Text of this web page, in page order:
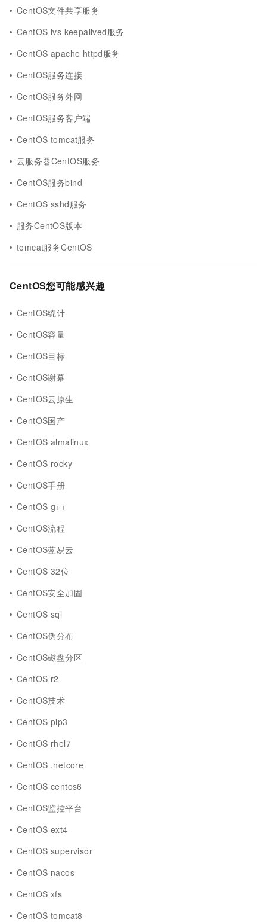
CentOS文件共享服务
CentOS lvs keepalived服务
CentOS apache httpd服务
CentOS服务连接
CentOS服务外网
CentOS服务客户端
CentOS tomcat服务
云服务器CentOS服务
CentOS服务bind
CentOS sshd服务
服务CentOS版本
tomcat服务CentOS
CentOS您可能感兴趣
CentOS统计
CentOS容量
CentOS目标
CentOS谢幕
CentOS云原生
CentOS国产
CentOS almalinux
CentOS rocky
CentOS手册
CentOS g++
CentOS流程
CentOS蓝易云
CentOS 32位
CentOS安全加固
CentOS sql
CentOS伪分布
CentOS磁盘分区
CentOS r2
CentOS技术
CentOS pip3
CentOS rhel7
CentOS .netcore
CentOS centos6
CentOS监控平台
CentOS ext4
CentOS supervisor
CentOS nacos
CentOS xfs
CentOS tomcat8